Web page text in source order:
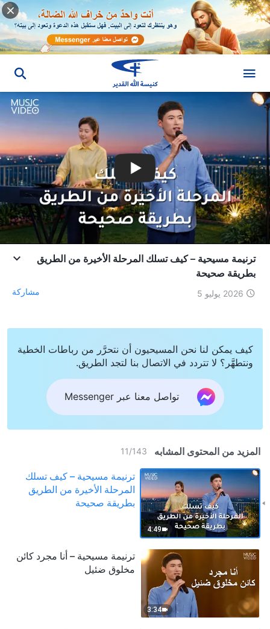
ترنيمة مسيحية – كيف تسلك المرحلة الأخيرة من الطريق
بطريقة صحيحة
2026 يوليو 5 مشاركة
كيف يمكن لنا نحن المسيحيون أن نتحرَّر من رباطات الخطية
ونتطهَّر؟ لا تتردد في الاتصال بنا لتجد الطريق.
تواصل معنا عبر Messenger
المزيد من المحتوى المشابه 11/143
4:49
ترنيمة مسيحية – كيف تسلك
المرحلة الأخيرة من الطريق
بطريقة صحيحة
3:34
ترنيمة مسيحية – أنا مجرد كائن
مخلوق ضئيل